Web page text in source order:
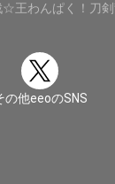
☆王わんぱく！刀
の他eeoのSNS